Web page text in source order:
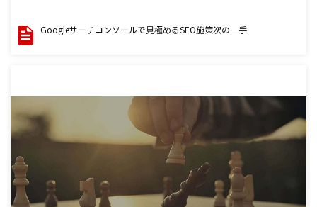
Googleサーチコンソールで見極めるSEO施策次の一手